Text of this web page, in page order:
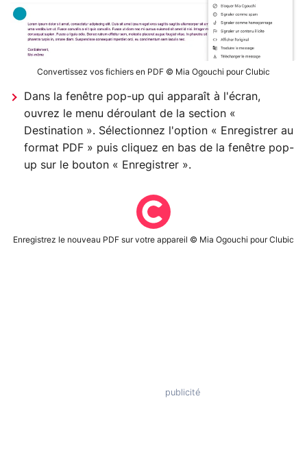
Convertissez vos fichiers en PDF © Mia Ogouchi pour Clubic
Dans la fenêtre pop-up qui apparaît à l'écran,
ouvrez le menu déroulant de la section «
Destination ». Sélectionnez l'option « Enregistrer au
format PDF » puis cliquez en bas de la fenêtre pop-
up sur le bouton « Enregistrer ».
Enregistrez le nouveau PDF sur votre appareil © Mia Ogouchi pour Clubic